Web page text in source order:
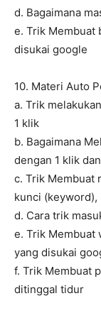
d. Bagaimana
e. Trik Membuat
disukai google
10. Materi Auto
a. Trik
1 klik
b. Bagaimana
dengan 1 klik
c. Trik Membuat
kunci (keyword),
d. Cara trik
e. Trik Membuat
yang disukai
f. Trik Membuat
ditinggal tidur